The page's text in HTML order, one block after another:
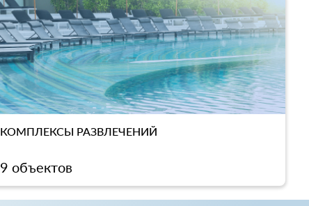
КОМПЛЕКСЫ РАЗВЛЕЧЕНИЙ
9 объектов